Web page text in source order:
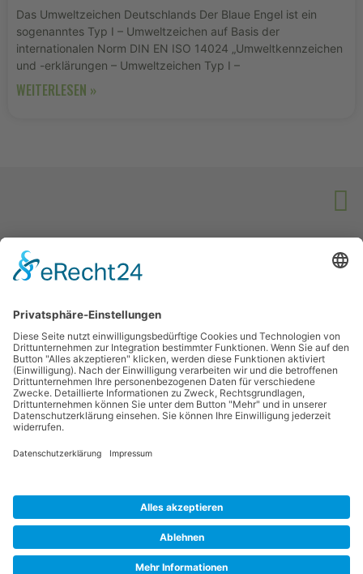
Das Umweltzeichen Deutschlands Der Blaue Engel ist ein
sogenanntes Typ I – Umweltzeichen auf Basis der
internationalen Norm DIN EN ISO 14024 „Umweltkennzeichen
und -erklärungen – Umweltzeichen Typ I –
WEITERLESEN »
KONTAKT
Co. KG
Nordstraße 5
98597 Breitungen
+49 (0)36848 868-81
info@bio-pr.de
PIR-Granulate
Bio Kunststoffe
Prüflabor
Lohnvermahlung
LEISTUNGEN
Homogenisierung / Vermischung
Polymersortierung /-reinigung
Silierung
Impressum
Datenschutz